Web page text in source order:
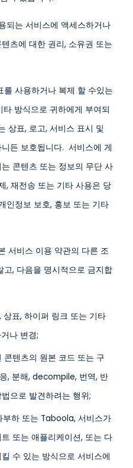
되는 서비스에 액세스하거나
츠에 대한 권리, 소유권 또는
사용하거나 복제 할 수있는
방식으로 귀하에게 부여되
상표, 로고, 서비스 표시 및
든 보호됩니다. 서비스에 게
콘텐츠 또는 정보의 무단 사
, 재전송 또는 기타 사용은 당
인정보 보호, 홍보 또는 기타
서비스 이용 약관의 다른 조
, 다음을 명시적으로 금지합
표, 하이퍼 링크 또는 기타
나 변경;
텐츠의 원본 코드 또는 구
, 분해, decompile, 번역, 반
으로 발견하려는 행위;
부하 또는 Taboola, 서비스가
또는 애플리케이션, 또는 다
수 있는 방식으로 서비스에